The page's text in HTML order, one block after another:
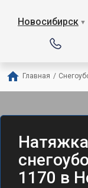
Новосибирск ▼
Главная /
1170 в